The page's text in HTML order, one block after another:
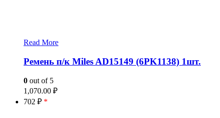
Read More
Ремень п/к Miles AD15149 (6PK1138) 1шт.
0 out of 5
1,070.00 ₽
702 ₽ *